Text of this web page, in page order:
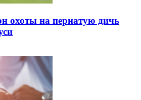
охоты на пернатую дичь